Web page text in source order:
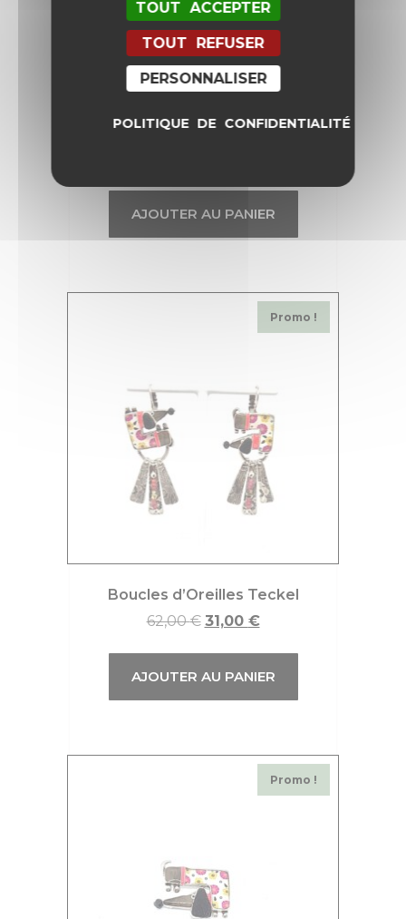
Petite Broche Lis Blanc
AJOUTER AU PANIER
Promo !
Boucles d’Oreilles Teckel
62,00€ 31,00 €
AJOUTER AU PANIER
Promo !
TOUT ACCEPTER
TOUT REFUSER
PERSONNALISER
POLITIQUE DE CONFIDENTIALITÉ